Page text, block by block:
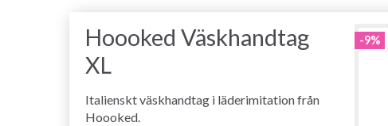
Hoooked Väskhandtag
XL
Italienskt väskhandtag i läderimitation från
Hoooked.
-9%